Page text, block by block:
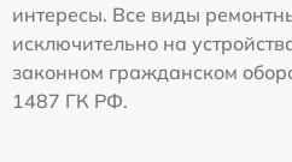
интересы. Все виды
исключительно на
законном гражданском
1487 ГК РФ.